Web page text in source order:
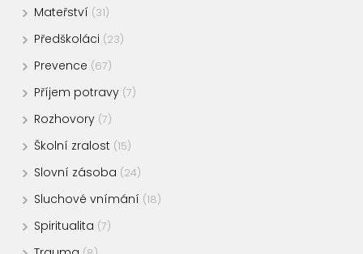
Mateřství (31)
Předškoláci (23)
Prevence (67)
Příjem potravy (7)
Rozhovory (7)
Školní zralost (15)
Slovní zásoba (24)
Sluchové vnímání (18)
Spiritualita (7)